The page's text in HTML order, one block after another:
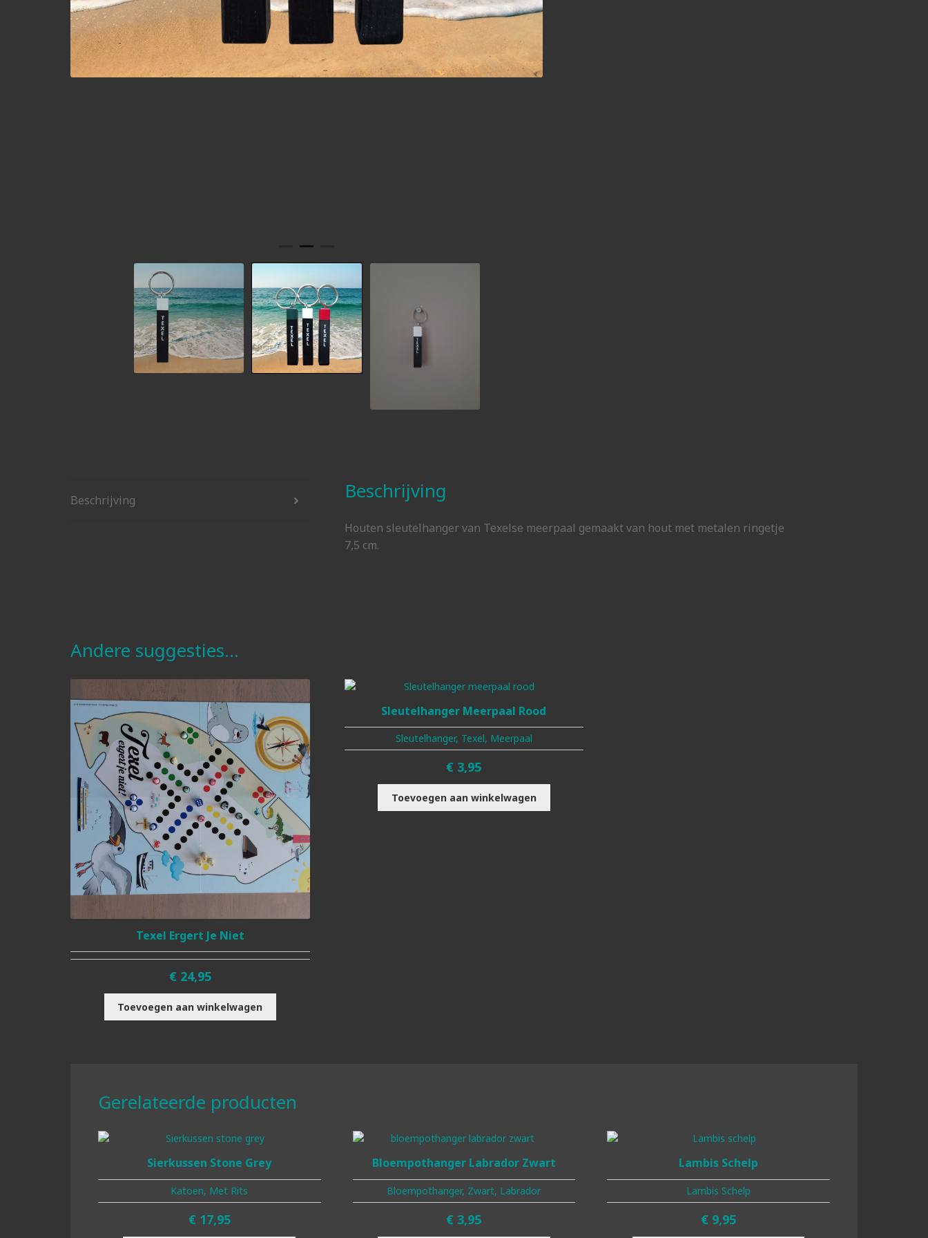
Beschrijving Beschrijving
Houten sleutelhanger van Texelse meerpaal gemaakt van hout met metalen ringetje
7,5 cm.
Andere suggesties…
Texel Ergert Je Niet
€ 24,95
Toevoegen aan winkelwagen
Sleutelhanger Meerpaal Rood
Sleutelhanger, Texel, Meerpaal
€ 3,95
Toevoegen aan winkelwagen
Gerelateerde producten
Sierkussen Stone Grey
Katoen, Met Rits
€ 17,95
Bloempothanger Labrador Zwart
Bloempothanger, Zwart, Labrador
€ 3,95
Lambis Schelp
Lambis Schelp
€ 9,95